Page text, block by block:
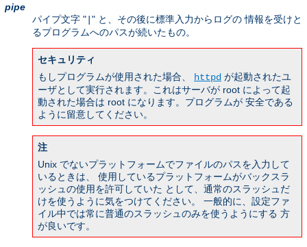
pipe
パイプ文字 " " と、その後に標準入力からログの 情報を受けと
るプログラムへのパスが続いたもの。
セキュリティ
もしプログラムが使用された場合、 httpd が起動されたユ
ーザとして実行されます。これはサーバが root によって起
動された場合は root になります。プログラムが 安全である
ように留意してください。
注
Unix でないプラットフォームでファイルのパスを入力して
いるときは、 使用しているプラットフォームがバックスラ
ッシュの使用を許可していた として、通常のスラッシュだ
けを使うように気をつけてください。 一般的に、設定ファ
イル中では常に普通のスラッシュのみを使うようにする 方
が良いです。